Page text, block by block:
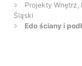
Projekty Wnętrz,
Śląski
Edo ściany i